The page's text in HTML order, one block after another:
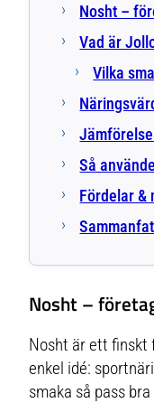
Nosht –
Vad är
Vilka
Så
Fördelar &
Nosht –
Nosht är ett finskt
enkel idé:
smaka så pass